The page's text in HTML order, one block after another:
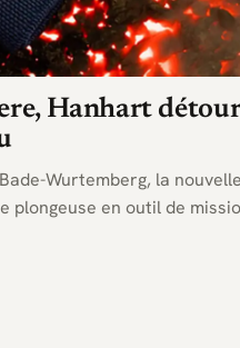
Hanhart
Wurtemberg, la
plongeuse en outil de